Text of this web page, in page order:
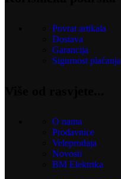
Povrat artikala
Dostava
Garancija
Sigurnost plaćanja
O nama
Prodavnice
Veleprodaja
Novosti
BM Elektrika